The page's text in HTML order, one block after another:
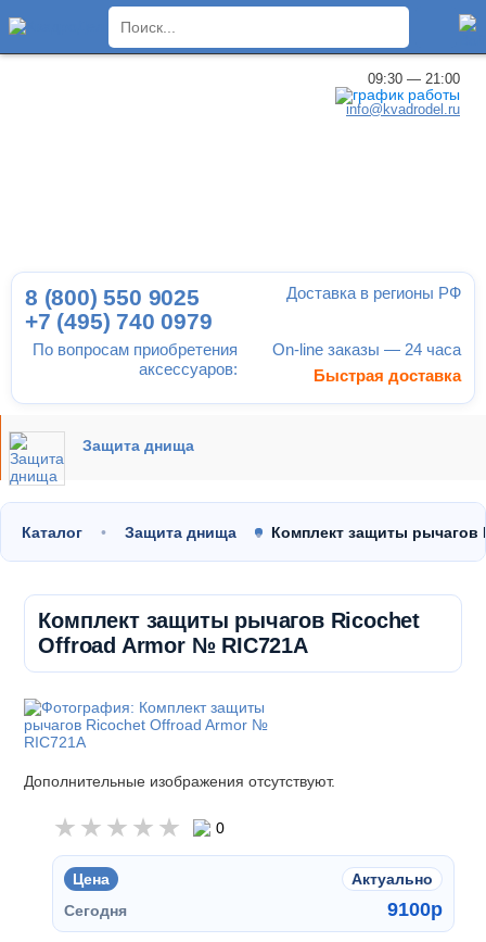
09:30 — 21:00
info@kvadrodel.ru
По вопросам приобретения
аксессуаров:
8 (800) 550 9025
+7 (495) 740 0979
Доставка в регионы РФ
On-line заказы — 24 часа
Быстрая доставка
Защита днища
Каталог Защита днища Комплект защиты
Комплект защиты рычагов Ricochet
Offroad Armor № RIC721A
Дополнительные изображения отсутствуют.
0
Цена
Актуально
Сегодня
9100p
×